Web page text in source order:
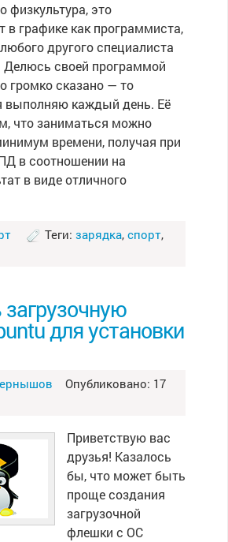
физкультура, это
в графике как программиста,
другого специалиста
Делюсь своей программой
громко сказано — то
выполняю каждый день. Её
что заниматься можно
времени, получая при
в соотношении на
в виде отличного
Теги: зарядка, спорт,
для установки
Опубликовано: 17
Приветствую вас
друзья! Казалось
бы, что может быть
проще создания
загрузочной
флешки с ОС